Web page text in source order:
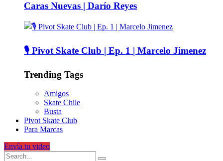
Caras Nuevas | Darío Reyes
🎙️ Pivot Skate Club | Ep. 1 | Marcelo Jimenez
Trending Tags
Amigos
Skate Chile
Busta
Pivot Skate Club
Para Marcas
Envía tu video